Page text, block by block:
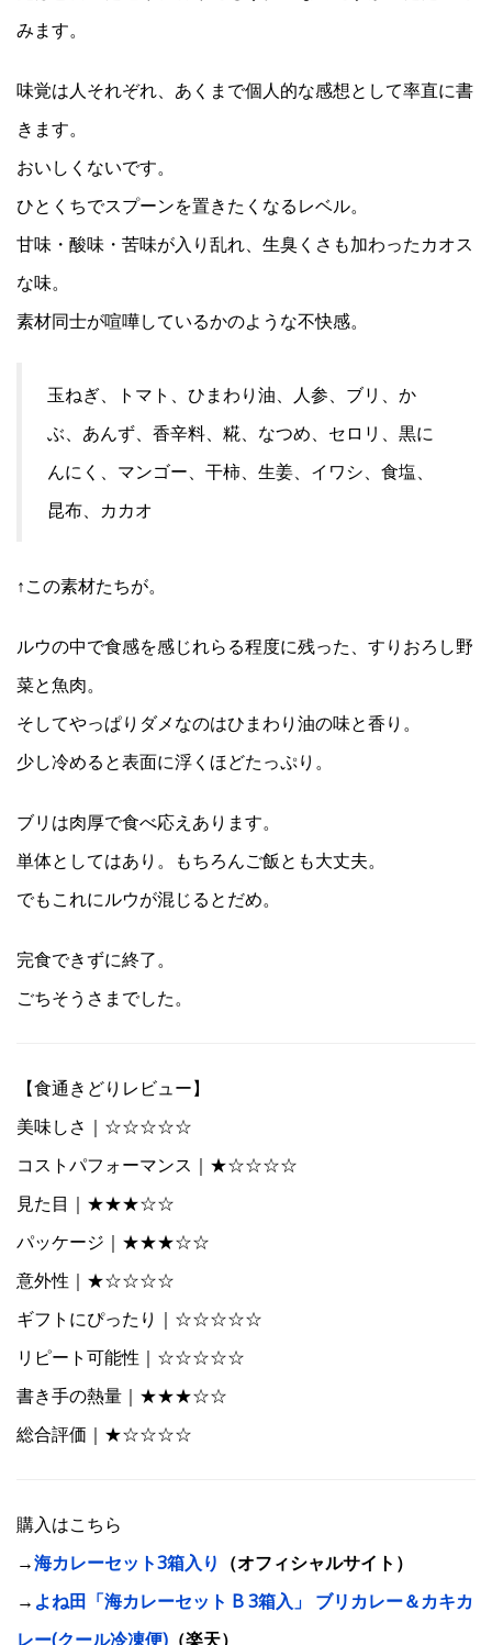
みます。
味覚は人それぞれ、あくまで個人的な感想として率直に書
きます。
おいしくないです。
ひとくちでスプーンを置きたくなるレベル。
甘味・酸味・苦味が入り乱れ、生臭くさも加わったカオス
な味。
素材同士が喧嘩しているかのような不快感。
玉ねぎ、トマト、ひまわり油、人参、ブリ、か
ぶ、あんず、香辛料、糀、なつめ、セロリ、黒に
んにく、マンゴー、干柿、生姜、イワシ、食塩、
昆布、カカオ
↑この素材たちが。
ルウの中で食感を感じれらる程度に残った、すりおろし野
菜と魚肉。
そしてやっぱりダメなのはひまわり油の味と香り。
少し冷めると表面に浮くほどたっぷり。
ブリは肉厚で食べ応えあります。
単体としてはあり。もちろんご飯とも大丈夫。
でもこれにルウが混じるとだめ。
完食できずに終了。
ごちそうさまでした。
【食通きどりレビュー】
美味しさ｜☆☆☆☆☆
コストパフォーマンス｜★☆☆☆☆
見た目｜★★★☆☆
パッケージ｜★★★☆☆
意外性｜★☆☆☆☆
ギフトにぴったり｜☆☆☆☆☆
リピート可能性｜☆☆☆☆☆
書き手の熱量｜★★★☆☆
総合評価｜★☆☆☆☆
購入はこちら
→海カレーセット3箱入り （オフィシャルサイト）
→ よね田「海カレーセット B 3箱入」 ブリカレー＆カキカ
レー(クール冷凍便) （楽天）